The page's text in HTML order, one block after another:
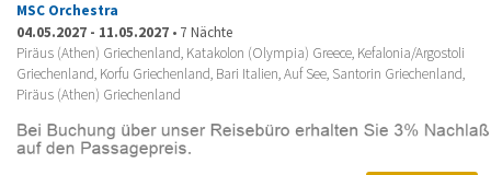
MSC Orchestra
04.05.2027 - 11.05.2027 • 7 Nächte
Piräus (Athen) Griechenland, Katakolon (Olympia) Greece, Kefalonia/Argostoli
Griechenland, Korfu Griechenland, Bari Italien, Auf See, Santorin Griechenland,
Piräus (Athen) Griechenland